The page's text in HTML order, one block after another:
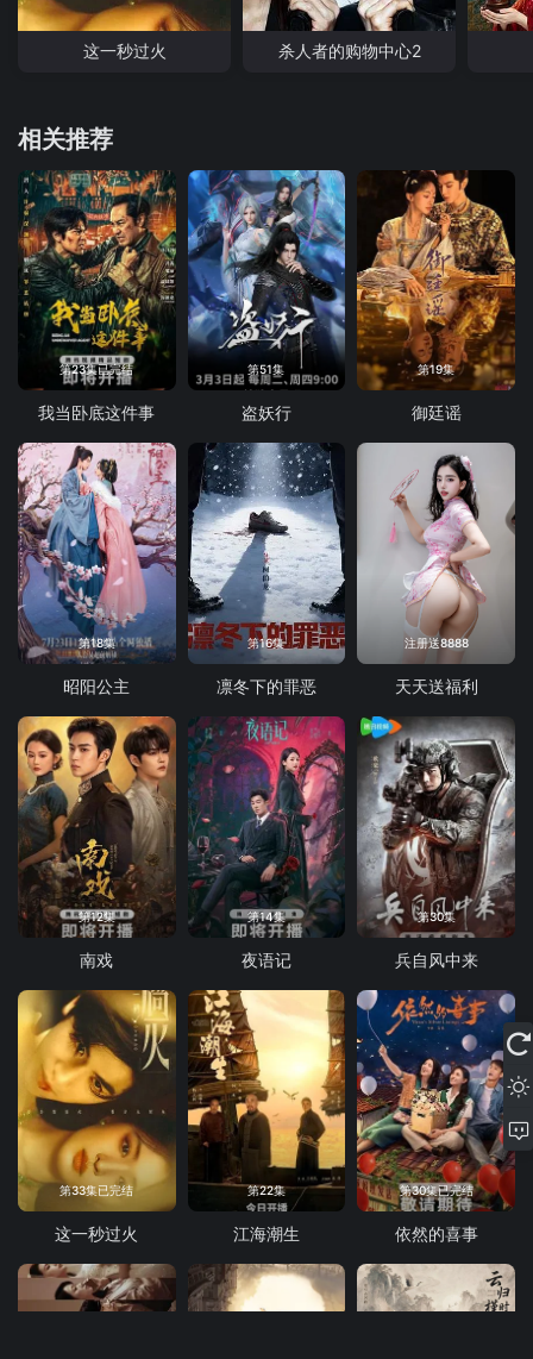
这一秒过火 杀人者的购物中心2
相关推荐
第23集已完结
我当卧底这件事
第51集
盗妖行
第19集
御廷谣
第18集
昭阳公主
第16集
凛冬下的罪恶
注册送8888
天天送福利
第12集
南戏
第14集
夜语记
第30集
兵自风中来
第33集已完结
这一秒过火
第22集
江海潮生
第30集已完结
依然的喜事